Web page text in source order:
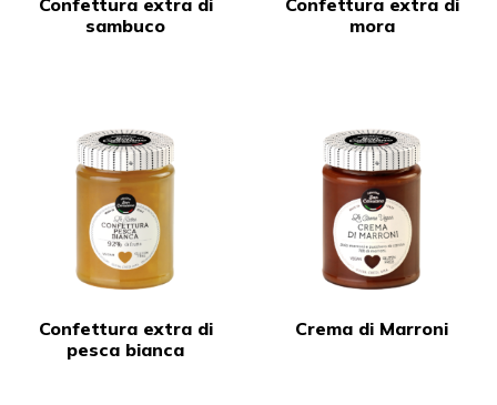
sambuco
mora
Confettura extra di
pesca bianca
Crema di Marroni